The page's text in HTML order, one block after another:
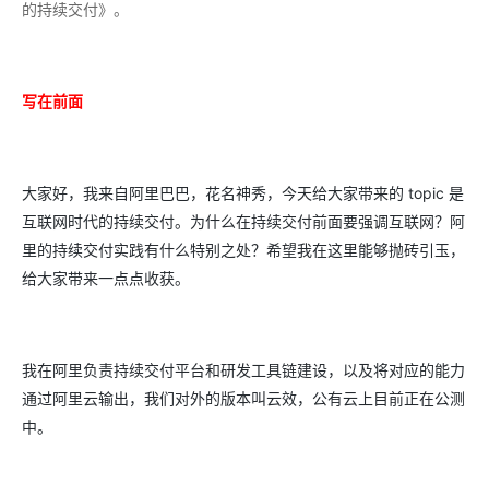
的持续交付》。
写在前面
大家好，我来自阿里巴巴，花名神秀，今天给大家带来的 topic 是
互联网时代的持续交付。为什么在持续交付前面要强调互联网？阿
里的持续交付实践有什么特别之处？希望我在这里能够抛砖引玉，
给大家带来一点点收获。
我在阿里负责持续交付平台和研发工具链建设，以及将对应的能力
通过阿里云输出，我们对外的版本叫云效，公有云上目前正在公测
中。